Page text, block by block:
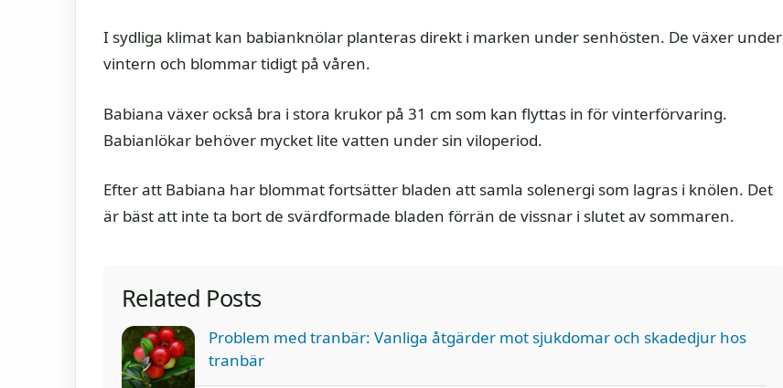
I sydliga klimat kan babianknölar planteras direkt i marken under senhösten. De växer under
vintern och blommar tidigt på våren.
Babiana växer också bra i stora krukor på 31 cm som kan flyttas in för vinterförvaring.
Babianlökar behöver mycket lite vatten under sin viloperiod.
Efter att Babiana har blommat fortsätter bladen att samla solenergi som lagras i knölen. Det
är bäst att inte ta bort de svärdformade bladen förrän de vissnar i slutet av sommaren.
Related Posts
Problem med tranbär: Vanliga åtgärder mot sjukdomar och skadedjur hos
tranbär